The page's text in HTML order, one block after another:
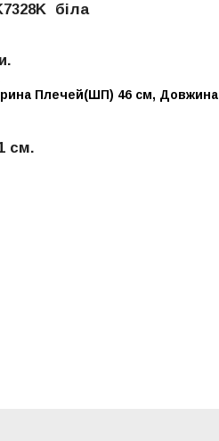
біла
Плечей(ШП) 46 см, Довжина
см.